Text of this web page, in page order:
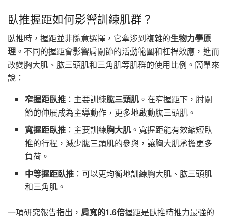
臥推握距如何影響訓練肌群？
臥推時，握距並非隨意選擇，它牽涉到複雜的生物力學原
理 。不同的握距會影響肩關節的活動範圍和杠桿效應，進而
改變胸大肌、肱三頭肌和三角肌等肌群的使用比例。簡單來
說：
窄握距臥推 ：主要訓練肱三頭肌 。在窄握距下，肘關
節的伸展成為主導動作，更多地啟動肱三頭肌。
寬握距臥推 ：主要訓練胸大肌 。寬握距能有效縮短臥
推的行程，減少肱三頭肌的參與，讓胸大肌承擔更多
負荷。
中等握距臥推 ：可以更均衡地訓練胸大肌、肱三頭肌
和三角肌。
一項研究報告指出， 肩寬的1.6倍握距是臥推時推力最強的